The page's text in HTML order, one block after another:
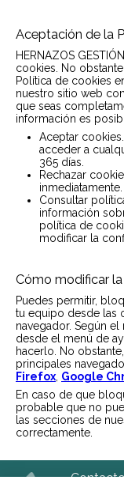
Aceptación de la
HERNAZOS
cookies. No
Política de cookies
nuestro sitio web
que seas
información es
Aceptar
acceder a
365 días.
Rechazar
inmediatamente.
Consultar
información
política de
modificar la
Cómo modificar
Puedes permitir,
tu equipo desde las
navegador. Según
desde el menú de
hacerlo. No
principales
Firefox Google
En caso de que
probable que no
las secciones de
correctamente.